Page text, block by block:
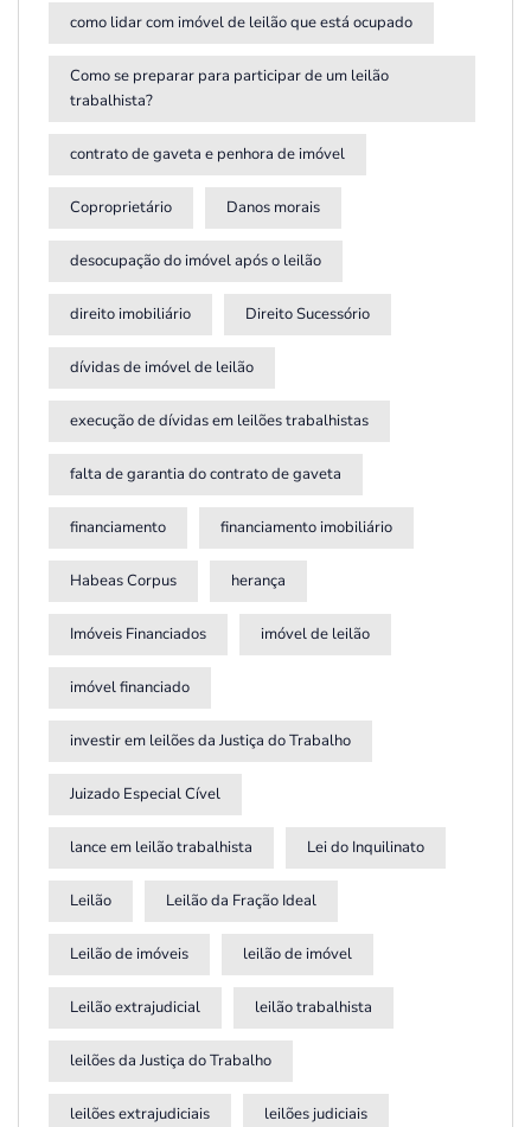
como lidar com imóvel de leilão que está ocupado
Como se preparar para participar de um leilão
trabalhista?
contrato de gaveta e penhora de imóvel
Coproprietário Danos morais
desocupação do imóvel após o leilão
direito imobiliário Direito Sucessório
dívidas de imóvel de leilão
execução de dívidas em leilões trabalhistas
falta de garantia do contrato de gaveta
financiamento financiamento imobiliário
Habeas Corpus herança
Imóveis Financiados imóvel de leilão
imóvel financiado
investir em leilões da Justiça do Trabalho
Juizado Especial Cível
lance em leilão trabalhista Lei do Inquilinato
Leilão Leilão da Fração Ideal
Leilão de imóveis leilão de imóvel
Leilão extrajudicial leilão trabalhista
leilões da Justiça do Trabalho
leilões extrajudiciais leilões judiciais